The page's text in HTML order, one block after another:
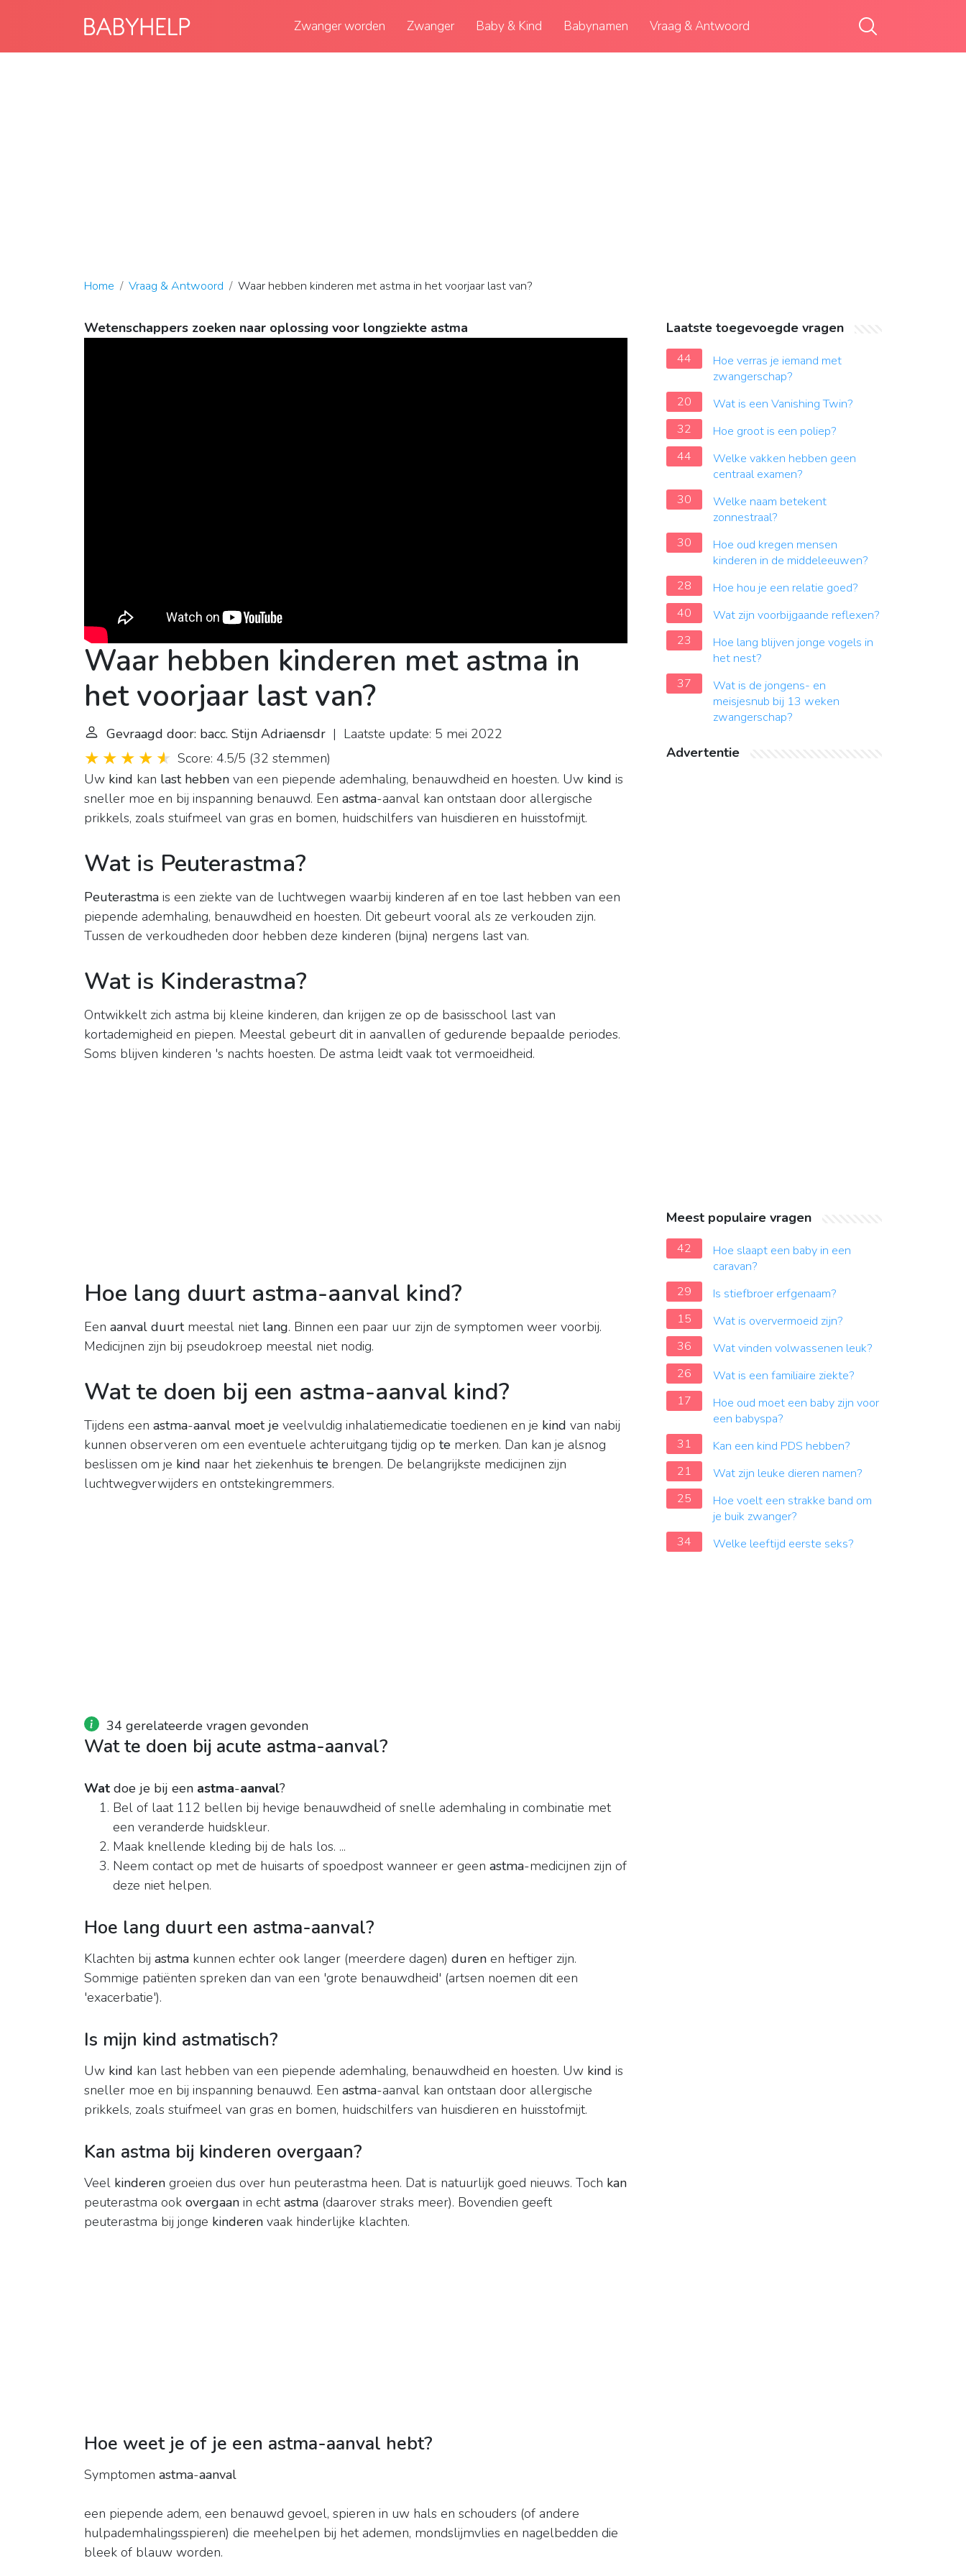
Zwanger worden Zwanger Baby & Kind Babynamen Vraag & Antwoord
Home Vraag & Antwoord Waar hebben kinderen met astma in het voorjaar last van?
Wetenschappers zoeken naar oplossing voor longziekte astma
Waar hebben kinderen met astma in
het voorjaar last van?
Gevraagd door: bacc. Stijn Adriaensdr | Laatste update: 5 mei 2022
Score: 4.5/5 (32 stemmen)
Uw kind kan last hebben van een piepende ademhaling, benauwdheid en hoesten. Uw kind is
sneller moe en bij inspanning benauwd. Een astma-aanval kan ontstaan door allergische
prikkels, zoals stuifmeel van gras en bomen, huidschilfers van huisdieren en huisstofmijt.
Wat is Peuterastma?
Peuterastma is een ziekte van de luchtwegen waarbij kinderen af en toe last hebben van een
piepende ademhaling, benauwdheid en hoesten. Dit gebeurt vooral als ze verkouden zijn.
Tussen de verkoudheden door hebben deze kinderen (bijna) nergens last van.
Wat is Kinderastma?
Ontwikkelt zich astma bij kleine kinderen, dan krijgen ze op de basisschool last van
kortademigheid en piepen. Meestal gebeurt dit in aanvallen of gedurende bepaalde periodes.
Soms blijven kinderen 's nachts hoesten. De astma leidt vaak tot vermoeidheid.
Hoe lang duurt astma-aanval kind?
Een aanval duurtmeestal niet lang. Binnen een paar uur zijn de symptomen weer voorbij.
Medicijnen zijn bij pseudokroep meestal niet nodig.
Wat te doen bij een astma-aanval kind?
Tijdens een astma-aanval moet je veelvuldig inhalatiemedicatie toedienen en je kind van nabij
kunnen observeren om een eventuele achteruitgang tijdig op te merken. Dan kan je alsnog
beslissen om je kind naar het ziekenhuis te brengen. De belangrijkste medicijnen zijn
luchtwegverwijders en ontstekingremmers.
34 gerelateerde vragen gevonden
Wat te doen bij acute astma-aanval?
Wat doe je bij een astma-aanval?
Bel of laat 112 bellen bij hevige benauwdheid of snelle ademhaling in combinatie met
een veranderde huidskleur.
Maak knellende kleding bij de hals los. ...
Neem contact op met de huisarts of spoedpost wanneer er geen astma-medicijnen zijn of
deze niet helpen.
Hoe lang duurt een astma-aanval?
Klachten bij astma kunnen echter ook langer (meerdere dagen) duren en heftiger zijn.
Sommige patiënten spreken dan van een 'grote benauwdheid' (artsen noemen dit een
'exacerbatie').
Is mijn kind astmatisch?
Uw kind kan last hebben van een piepende ademhaling, benauwdheid en hoesten. Uw kind is
sneller moe en bij inspanning benauwd. Een astma-aanval kan ontstaan door allergische
prikkels, zoals stuifmeel van gras en bomen, huidschilfers van huisdieren en huisstofmijt.
Kan astma bij kinderen overgaan?
Veel kinderen groeien dus over hun peuterastma heen. Dat is natuurlijk goed nieuws. Toch kan
peuterastma ook overgaan in echtastma (daarover straks meer). Bovendien geeft
peuterastma bij jonge kinderen vaak hinderlijke klachten.
Hoe weet je of je een astma-aanval hebt?
Symptomen astma-aanval
een piepende adem, een benauwd gevoel, spieren in uw hals en schouders (of andere
hulpademhalingsspieren) die meehelpen bij het ademen, mondslijmvlies en nagelbedden die
bleek of blauw worden.
Laatste toegevoegde vragen
44
Hoe verras je iemand met
zwangerschap?
20
Wat is een Vanishing Twin?
32
Hoe groot is een poliep?
44
Welke vakken hebben geen
centraal examen?
30
Welke naam betekent
zonnestraal?
30
Hoe oud kregen mensen
kinderen in de middeleeuwen?
28
Hoe hou je een relatie goed?
40
Wat zijn voorbijgaande reflexen?
23
Hoe lang blijven jonge vogels in
het nest?
37
Wat is de jongens- en
meisjesnub bij 13 weken
zwangerschap?
Advertentie
Meest populaire vragen
42
Hoe slaapt een baby in een
caravan?
29
Is stiefbroer erfgenaam?
15
Wat is oververmoeid zijn?
36
Wat vinden volwassenen leuk?
26
Wat is een familiaire ziekte?
17
Hoe oud moet een baby zijn voor
een babyspa?
31
Kan een kind PDS hebben?
21
Wat zijn leuke dieren namen?
25
Hoe voelt een strakke band om
je buik zwanger?
34
Welke leeftijd eerste seks?